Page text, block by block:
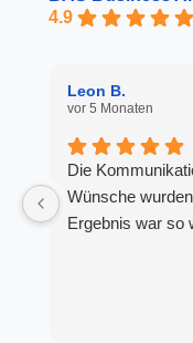
4.9
Leon B.
vor 5 Monaten
Die
Wünsche
Ergebnis war so